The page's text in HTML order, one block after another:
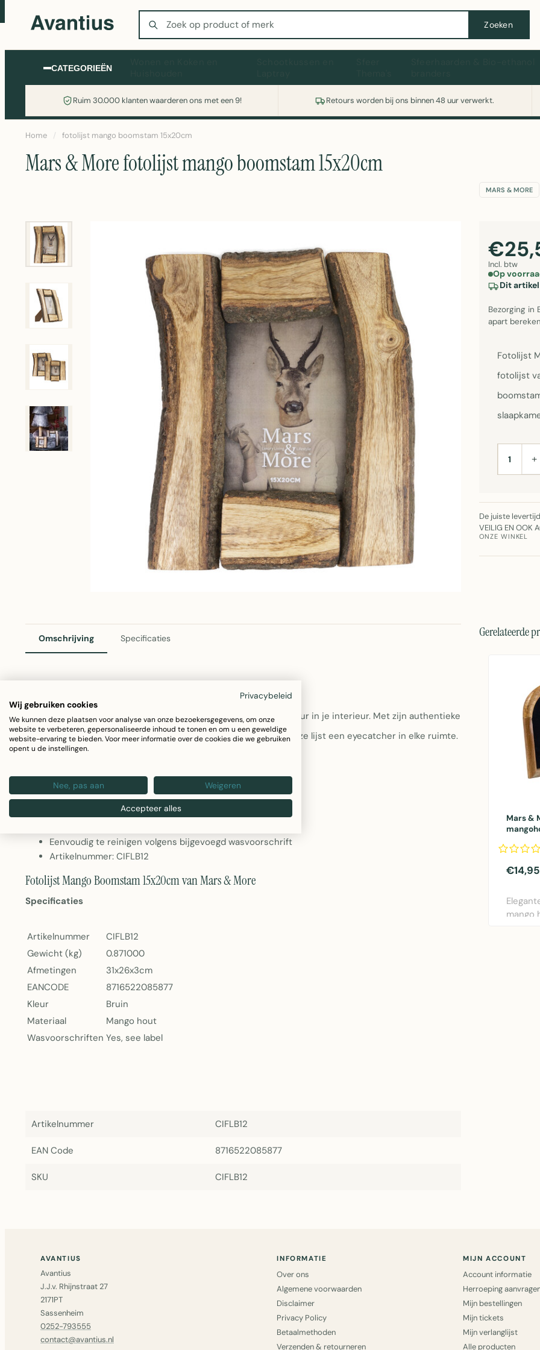
Zoeken
Zoeken
CATEGORIEËN
Ruim 30.000 klanten waarderen ons met een 9! Retours worden bij ons binnen 48 uur verwerkt.
Wasmachine of koelkast nodig? Vergelijk alle prijzen op Witgoedaanbod.nl
Home / fotolijst mango boomstam 15x20cm
Mars & More fotolijst mango boomstam 15x20cm
MARS & MORE
Incl. btw
Op
Dit
Bezorging in
apart
Fotolijst
fotolijst
AANTAL+
De juiste
VEILIG EN OOK
ONZE WINKEL
Omschrijving Specificaties
Deze sfeervolle fotolijst van Mars & More brengt warmte en natuur in je interieur. Met zijn authentieke
boomstam design en natuurlijke mango hout afwerking vormt deze lijst een eyecatcher in elke ruimte.
Geschikt voor foto's 15x20cm
Materiaal: Massief mango hout
Eenvoudig te reinigen volgens bijgevoegd wasvoorschrift
Artikelnummer: CIFLB12
Fotolijst Mango Boomstam 15x20cm van Mars & More
Specificaties
Artikelnummer
CIFLB12
Gewicht (kg)
0.871000
Afmetingen
31x26x3cm
EANCODE
8716522085877
Kleur
Bruin
Materiaal
Mango hout
Wasvoorschriften Yes, see label
Artikelnummer CIFLB12
EAN Code 8716522085877
SKU CIFLB12
Gerelateerde
Mars &
€14,95
mango
AVANTIUS
Avantius
J.J.v. Rhijnstraat 27
2171PT
Sassenheim
0252-793555
contact@avantius.nl
INFORMATIE
Over ons
Algemene voorwaarden
Disclaimer
Privacy Policy
Betaalmethoden
Verzenden & retourneren
MIJN ACCOUNT
Account informatie
Herroeping
Mijn bestellingen
Mijn tickets
Mijn verlanglijst
Alle producten
Privacybeleid
Wij gebruiken cookies
We kunnen deze plaatsen voor analyse van onze bezoekersgegevens, om onze
website te verbeteren, gepersonaliseerde inhoud te tonen en om u een geweldige
website-ervaring te bieden. Voor meer informatie over de cookies die we gebruiken
opent u de instellingen.
Nee, pas aan Weigeren
Accepteer alles